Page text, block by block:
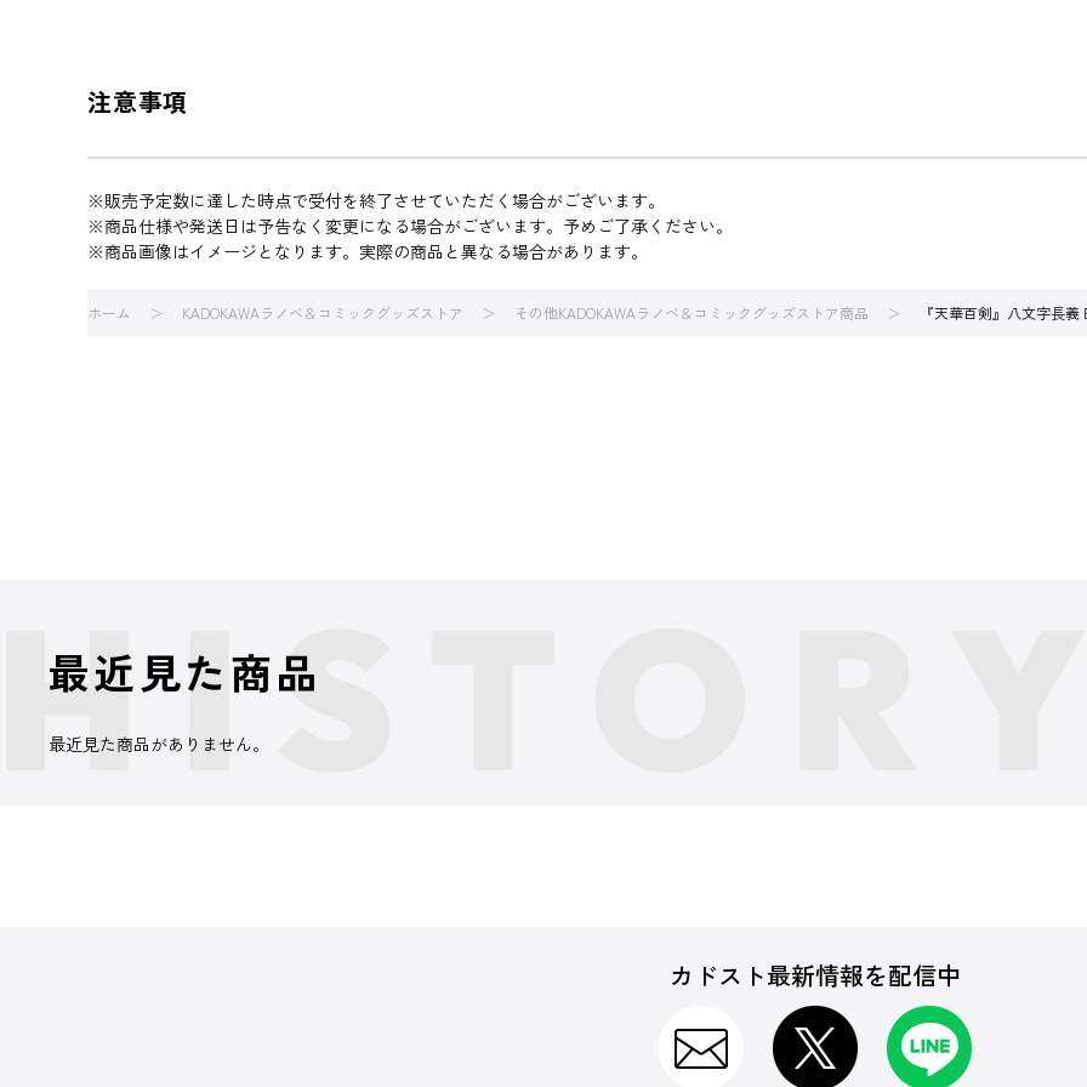
注意事項
※販売予定数に達した時点で受付を終了させていただく場合がございます。
※商品仕様や発送日は予告なく変更になる場合がございます。予めご了承ください。
※商品画像はイメージとなります。実際の商品と異なる場合があります。
ホーム KADOKAWAラノベ＆コミックグッズストア その他KADOKAWAラノベ＆コミックグッズストア商品 『天華百剣』八文字長義
最近見た商品
最近見た商品がありません。
カドスト最新情報を配信中